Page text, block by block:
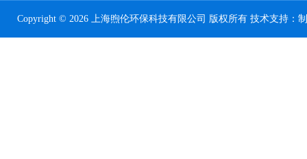
Copyright © 2026 上海煦伦环保科技有限公司 版权所有 技术支持：